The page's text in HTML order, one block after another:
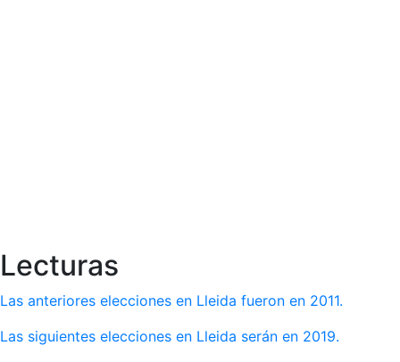
Lecturas
Las anteriores elecciones en Lleida fueron en 2011.
Las siguientes elecciones en Lleida serán en 2019.